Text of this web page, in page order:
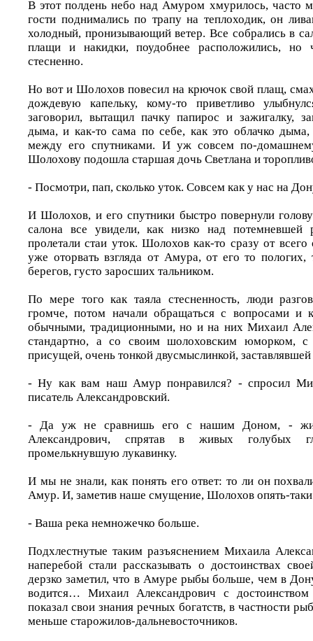
В этот полдень небо над Амуром хмурилось, часто
гости поднимались по трапу на теплоходик, он
холодный, пронизывающий ветер. Все собрались в
плащи и накидки, поудобнее расположились, но
стесненно.
Но вот и Шолохов повесил на крючок свой плащ,
дождевую капельку, кому-то приветливо
заговорил, вытащил пачку папирос и зажигалку,
дыма, и как-то сама по себе, как это облачко дыма,
между его спутниками. И уж совсем по-
Шолохову подошла старшая дочь Светлана и
- Посмотри, пап, сколько уток. Совсем как у нас на
И Шолохов, и его спутники быстро повернули
салона все увидели, как низко над потемневшей
пролетали стаи уток. Шолохов как-то сразу от
уже оторвать взгляда от Амура, от его то
берегов, густо заросших тальником.
По мере того как таяла стесненность, люди
громче, потом начали обращаться с вопросами и
обычными, традиционными, но и на них Михаил
стандартно, а со своим шолоховским юморком,
присущей, очень тонкой двусмыслинкой, заставлявшей
- Ну как вам наш Амур понравился? - спросил
писатель Александровский.
- Да уж не сравнишь его с нашим Доном, -
Александрович, спрятав в живых голубых
промелькнувшую лукавинку.
И мы не знали, как понять его ответ: то ли он
Амур. И, заметив наше смущение, Шолохов опять-
- Ваша река немножечко больше.
Подхлестнутые таким разъяснением Михаила
наперебой стали рассказывать о достоинствах
дерзко заметил, что в Амуре рыбы больше, чем в
водится… Михаил Александрович с
показал свои знания речных богатств, в частности
меньше старожилов-дальневосточников.